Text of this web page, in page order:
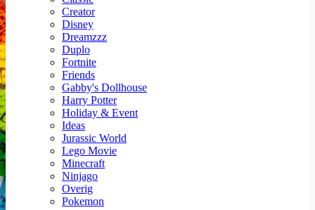
Creator
Disney
Dreamzzz
Duplo
Fortnite
Friends
Gabby's Dollhouse
Harry Potter
Holiday & Event
Ideas
Jurassic World
Lego Movie
Minecraft
Ninjago
Overig
Pokemon